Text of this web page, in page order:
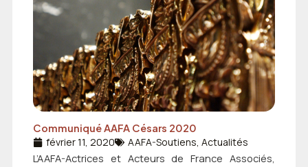
Communiqué AAFA Césars 2020
février 11, 2020 AAFA-Soutiens,Actualités
L’AAFA-Actrices et Acteurs de France Associés,